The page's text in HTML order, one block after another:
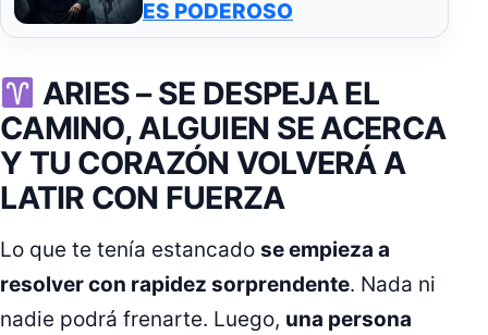
ES PODEROSO
ARIES –SE DESPEJA EL
CAMINO, ALGUIEN SE ACERCA
Y TU CORAZÓN VOLVERÁ A
LATIR CON FUERZA
Lo que te tenía estancado se empieza a
resolver con rapidez sorprendente. Nada ni
nadie podrá frenarte. Luego, una persona